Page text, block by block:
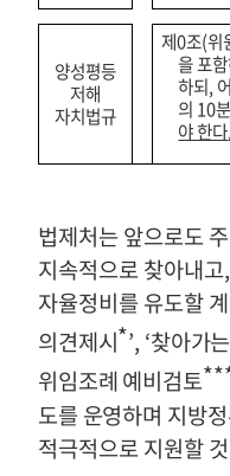
양성평등
저해
자치법규
제0조(위
을 포
하되,
의 10
야 한다.
법제처는 앞으로도
지속적으로 찾아내고,
자율정비를 유도할
의견제시*’, ‘찾아가
위임조례 예비검토
도를 운영하며 지방
적극적으로 지원할